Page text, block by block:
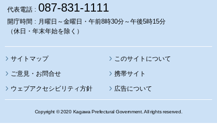
代表電話 : 087-831-1111
開庁時間 : 月曜日～金曜日・午前8時30分～午後5時15分
（休日・年末年始を除く）
サイトマップ このサイトについて
携帯サイト
ウェブアクセシビリティ方針 広告について
Copyright © 2020 Kagawa Prefectural Government. All rights reserved.